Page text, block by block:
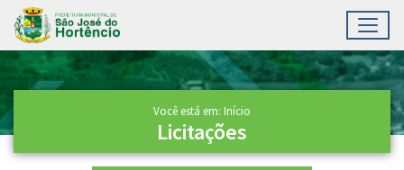
Ir para conteúdo principal
Conteúdo Principal
Você está em: Início
Licitações